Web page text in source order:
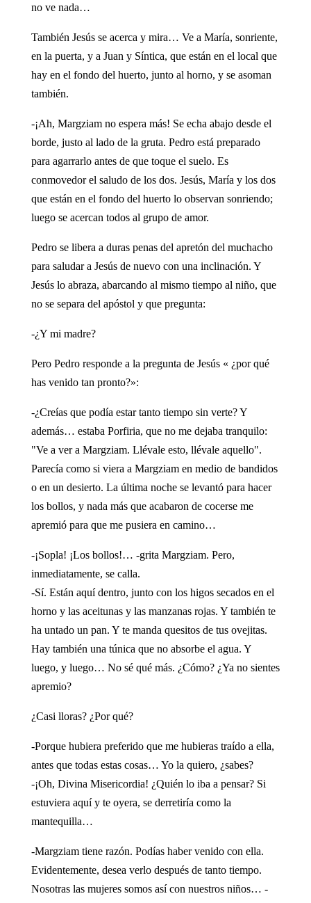
no ve nada…
También Jesús se acerca y mira… Ve a María, sonriente,
en la puerta, y a Juan y Síntica, que están en el local que
hay en el fondo del huerto, junto al horno, y se asoman
también.
-¡Ah, Margziam no espera más! Se echa abajo desde el
borde, justo al lado de la gruta. Pedro está preparado
para agarrarlo antes de que toque el suelo. Es
conmovedor el saludo de los dos. Jesús, María y los dos
que están en el fondo del huerto lo observan sonriendo;
luego se acercan todos al grupo de amor.
Pedro se libera a duras penas del apretón del muchacho
para saludar a Jesús de nuevo con una inclinación. Y
Jesús lo abraza, abarcando al mismo tiempo al niño, que
no se separa del apóstol y que pregunta:
-¿Y mi madre?
Pero Pedro responde a la pregunta de Jesús « ¿por qué
has venido tan pronto?»:
-¿Creías que podía estar tanto tiempo sin verte? Y
además… estaba Porfiria, que no me dejaba tranquilo:
"Ve a ver a Margziam. Llévale esto, llévale aquello".
Parecía como si viera a Margziam en medio de bandidos
o en un desierto. La última noche se levantó para hacer
los bollos, y nada más que acabaron de cocerse me
apremió para que me pusiera en camino…
-¡Sopla! ¡Los bollos!… -grita Margziam. Pero,
inmediatamente, se calla.
-Sí. Están aquí dentro, junto con los higos secados en el
horno y las aceitunas y las manzanas rojas. Y también te
ha untado un pan. Y te manda quesitos de tus ovejitas.
Hay también una túnica que no absorbe el agua. Y
luego, y luego… No sé qué más. ¿Cómo? ¿Ya no sientes
apremio?
¿Casi lloras? ¿Por qué?
-Porque hubiera preferido que me hubieras traído a ella,
antes que todas estas cosas… Yo la quiero, ¿sabes?
-¡Oh, Divina Misericordia! ¿Quién lo iba a pensar? Si
estuviera aquí y te oyera, se derretiría como la
mantequilla…
-Margziam tiene razón. Podías haber venido con ella.
Evidentemente, desea verlo después de tanto tiempo.
Nosotras las mujeres somos así con nuestros niños… -